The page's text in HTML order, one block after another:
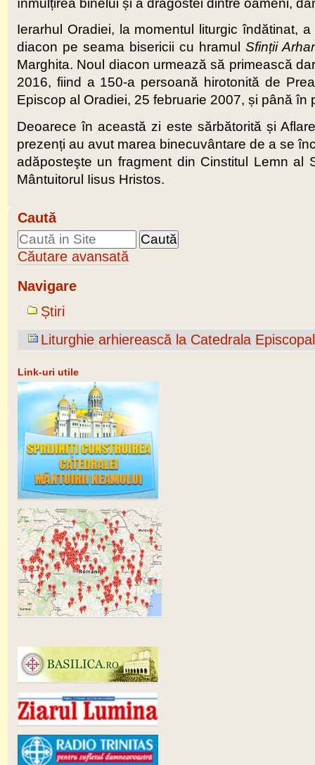
Ierarhul Oradiei, la momentul liturgic îndătinat,
diacon pe seama bisericii cu hramul Sfinții
Marghita. Noul diacon urmează să primească
2016, fiind a 150-a persoană hirotonită de
Episcop al Oradiei, 25 februarie 2007, și până în
Deoarece în această zi este sărbătorită și
prezenți au avut marea binecuvântare de a se
adăposteşte un fragment din Cinstitul Lemn
Mântuitorul Iisus Hristos.
Caută
Căutare avansată
Navigare
Știri
Liturghie arhierească la Catedrala
Link-uri utile